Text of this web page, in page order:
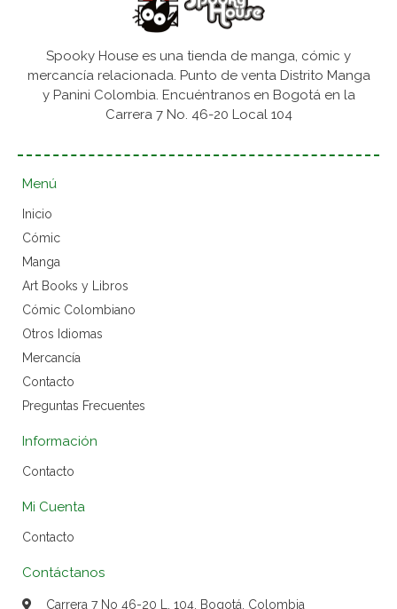
Spooky House es una tienda de manga, cómic y
mercancía relacionada. Punto de venta Distrito Manga
y Panini Colombia. Encuéntranos en Bogotá en la
Carrera 7 No. 46-20 Local 104
Menú
Inicio
Cómic
Manga
Art Books y Libros
Cómic Colombiano
Otros Idiomas
Mercancía
Contacto
Preguntas Frecuentes
Información
Contacto
Mi Cuenta
Contacto
Contáctanos
Carrera 7 No 46-20 L. 104, Bogotá, Colombia